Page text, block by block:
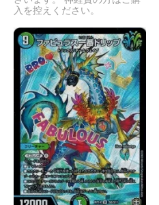
入を控えください。